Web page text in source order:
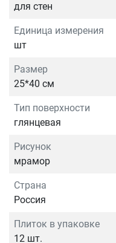
для стен
Единица измерения
шт
Размер
25*40 см
Тип поверхности
глянцевая
Рисунок
мрамор
Страна
Россия
Плиток в упаковке
12 шт.